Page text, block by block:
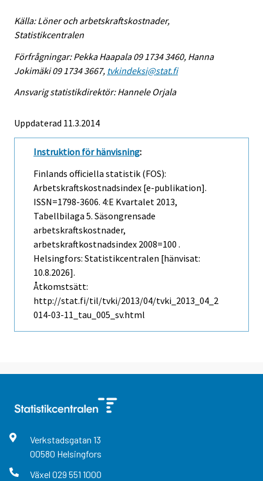
Källa: Löner och arbetskraftskostnader,
Statistikcentralen
Förfrågningar: Pekka Haapala 09 1734 3460, Hanna
Jokimäki 09 1734 3667, tvkindeksi@stat.fi
Ansvarig statistikdirektör: Hannele Orjala
Uppdaterad 11.3.2014
Instruktion för hänvisning:
Finlands officiella statistik (FOS):
Arbetskraftskostnadsindex [e-publikation].
ISSN=1798-3606. 4:e Kvartalet 2013,
Tabellbilaga 5. Säsongrensade
arbetskraftskostnader,
arbetskraftkostnadsindex 2008=100 .
Helsingfors: Statistikcentralen [hänvisat:
10.8.2026].
Åtkomstsätt:
http://stat.fi/til/tvki/2013/04/tvki_2013_04_2
014-03-11_tau_005_sv.html
Verkstadsgatan 13
00580 Helsingfors
Växel 029 551 1000